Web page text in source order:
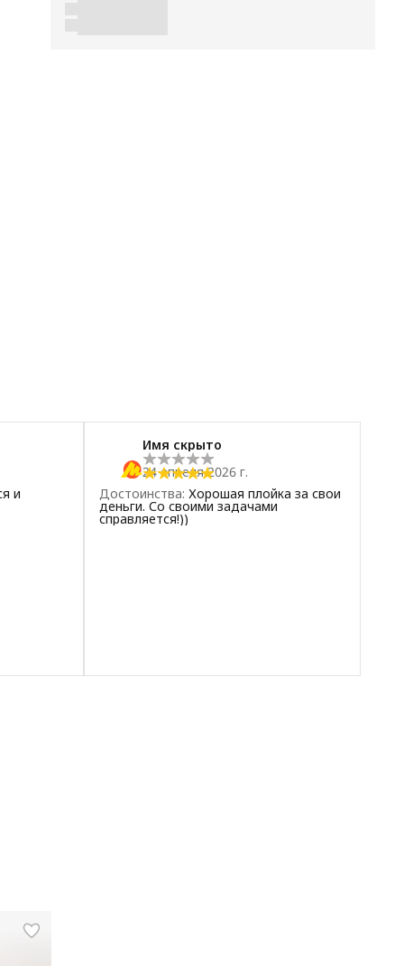
и
Имя скрыто
24 апреля 2026 г.
Достоинства: Хорошая плойка за свои
деньги. Со своими задачами
справляется!))